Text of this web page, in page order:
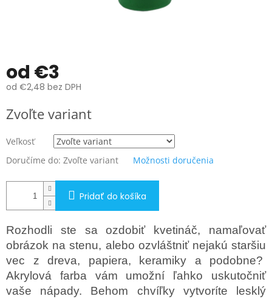
od €3
od €2,48 bez DPH
cena:
Zvoľte variant
Veľkosť
Doručíme do: Zvoľte variant Možnosti doručenia
Pridať do košíka
Rozhodli ste sa ozdobiť kvetináč, namaľovať
obrázok na stenu, alebo ozvláštniť nejakú staršiu
vec z dreva, papiera, keramiky a podobne?
Akrylová farba vám umožní ľahko uskutočniť
vaše nápady. Behom chvíľky vytvoríte lesklý